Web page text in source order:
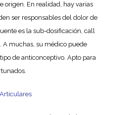
origen. En realidad, hay varias
ser responsables del dolor de
es la sub-dosificación, call
A muchas, su médico puede
de anticonceptivo. Apto para